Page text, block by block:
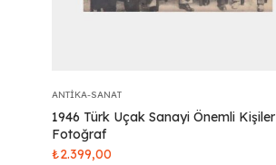
ANTIKA-SANAT
1946 Türk Uçak Sanayi Önemli Kişiler
Fotoğraf
₺2.399,00